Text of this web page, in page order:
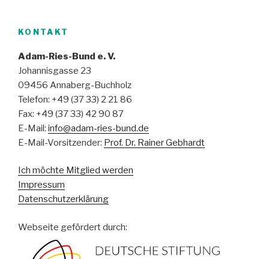
KONTAKT
Adam-Ries-Bund e. V.
Johannisgasse 23
09456 Annaberg-Buchholz
Telefon: +49 (37 33) 2 21 86
Fax: +49 (37 33) 42 90 87
E-Mail: info@adam-ries-bund.de
E-Mail-Vorsitzender: Prof. Dr. Rainer Gebhardt
Ich möchte Mitglied werden
Impressum
Datenschutzerklärung
Webseite gefördert durch: